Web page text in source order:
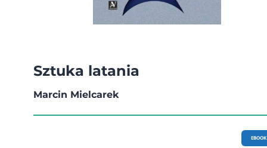
Sztuka latania
Marcin Mielcarek
EBOOK